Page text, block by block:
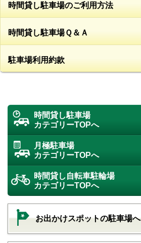
時間貸し駐車場のご利用方法
時間貸し駐車場Ｑ＆Ａ
駐車場利用約款
時間貸し駐車場
カテゴリーTOPへ
月極駐車場
カテゴリーTOPへ
時間貸し自転車駐輪場
カテゴリーTOPへ
お出かけスポットの駐車場へ